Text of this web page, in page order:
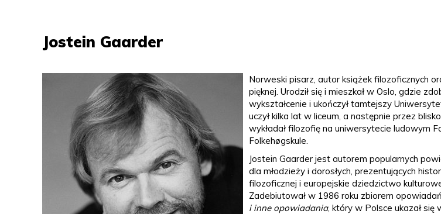
Jostein Gaarder
Norweski pisarz, autor książek filozoficznych
pięknej. Urodził się i mieszkał w Oslo, gdzie
wykształcenie i ukończył tamtejszy
uczył kilka lat w liceum, a następnie przez
wykładał filozofię na uniwersytecie ludowym
Folkehøgskule.
Jostein Gaarder jest autorem popularnych
dla młodzieży i dorosłych, prezentujących
filozoficznej i europejskie dziedzictwo
Zadebiutował w 1986 roku zbiorem opowiadań
i inne opowiadania, który w Polsce ukazał się